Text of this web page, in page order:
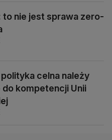
to nie jest sprawa zero-
celna należy
do kompetencji Unii